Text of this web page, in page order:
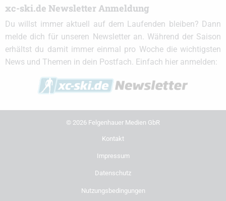
xc-ski.de Newsletter Anmeldung
Du willst immer aktuell auf dem Laufenden bleiben? Dann
melde dich für unseren Newsletter an. Während der Saison
erhältst du damit immer einmal pro Woche die wichtigsten
News und Themen in dein Postfach. Einfach hier anmelden:
© 2026 Felgenhauer Medien GbR
Kontakt
Impressum
Datenschutz
Nutzungsbedingungen